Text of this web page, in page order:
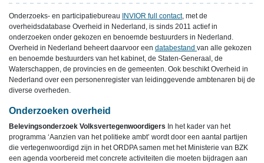
Onderzoeks- en participatiebureau INVIOR full contact, met de
overheidsdatabase Overheid in Nederland, is sinds 2011 actief in
onderzoeken onder gekozen en benoemde bestuurders in Nederland.
Overheid in Nederland beheert daarvoor een databestand van alle gekozen
en benoemde bestuurders van het kabinet, de Staten-Generaal, de
Waterschappen, de provincies en de gemeenten. Ook beschikt Overheid in
Nederland over een personenregister van leidinggevende ambtenaren bij de
diverse overheden.
Onderzoeken overheid
Belevingsonderzoek Volksvertegenwoordigers In het kader van het
programma ‘Aanzien van het politieke ambt’ wordt door een aantal partijen
die vertegenwoordigd zijn in het ORDPA samen met het Ministerie van BZK
een agenda voorbereid met concrete activiteiten die moeten bijdragen aan